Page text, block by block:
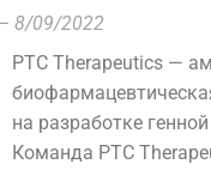
8/09/2022
PTC Therapeutics —
на разработке
Команда PTC